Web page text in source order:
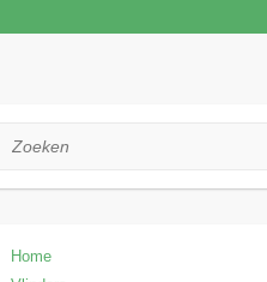
Zoeken
Home